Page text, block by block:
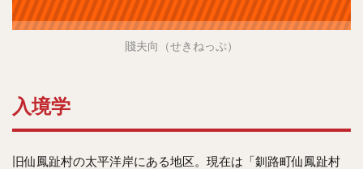
賤夫向（せきねっぷ）
入境学
旧仙鳳趾村の太平洋岸にある地区。現在は「釧路町仙鳳趾村